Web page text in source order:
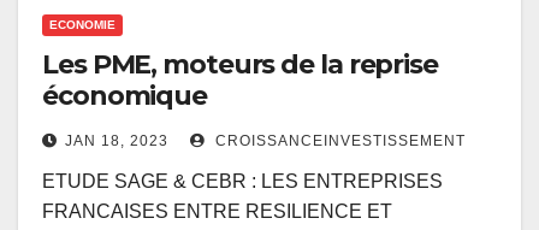
ECONOMIE
Les PME, moteurs de la reprise
économique
JAN 18, 2023 CROISSANCEINVESTISSEMENT
ETUDE SAGE & CEBR : LES ENTREPRISES
FRANCAISES ENTRE RESILIENCE ET